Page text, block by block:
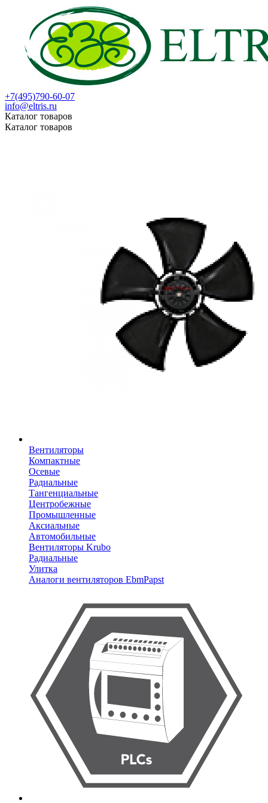
+7(495)790-60-07
info@eltris.ru
Каталог товаров
Каталог товаров
Вентиляторы
Компактные
Осевые
Радиальные
Тангенциальные
Центробежные
Промышленные
Аксиальные
Автомобильные
Вентиляторы Krubo
Радиальные
Улитка
Аналоги вентиляторов EbmPapst